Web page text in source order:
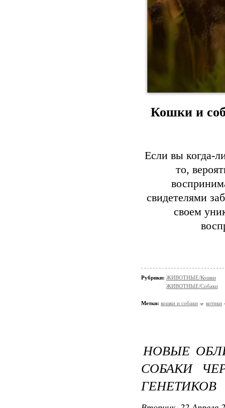
Кошки и
Если вы когда-
то,
свидетелями
своем
Рубрики: ЖИВОТНЫЕ/Кошки
ЖИВОТНЫЕ/Собаки
Метки: кошки и собаки котики
НОВЫЕ
СОБАКИ
ГЕНЕТИКОВ